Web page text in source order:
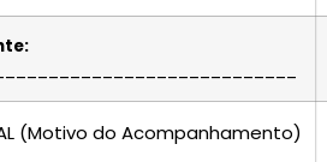
(Motivo do Acompanhamento)